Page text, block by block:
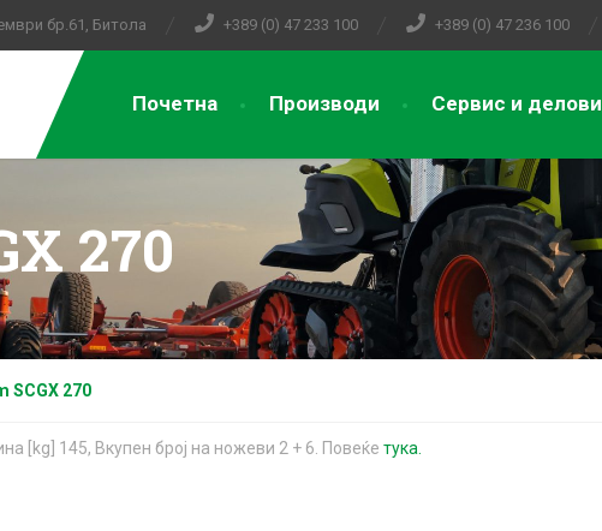
бр.61, Битола +389 (0) 47 233 100 +389 (0) 47 236 100
Почетна Производи Сервис и делови
270
SCGX 270
[kg] 145, Вкупен број на ножеви 2 + 6. Повеќе тука.